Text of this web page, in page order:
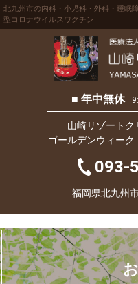
北九州市の内科・小児科・外科・睡眠
型コロナウイルスワクチン
■ 年中無休
山崎リゾートク
ゴールデンウィーク
093-
福岡県北九州